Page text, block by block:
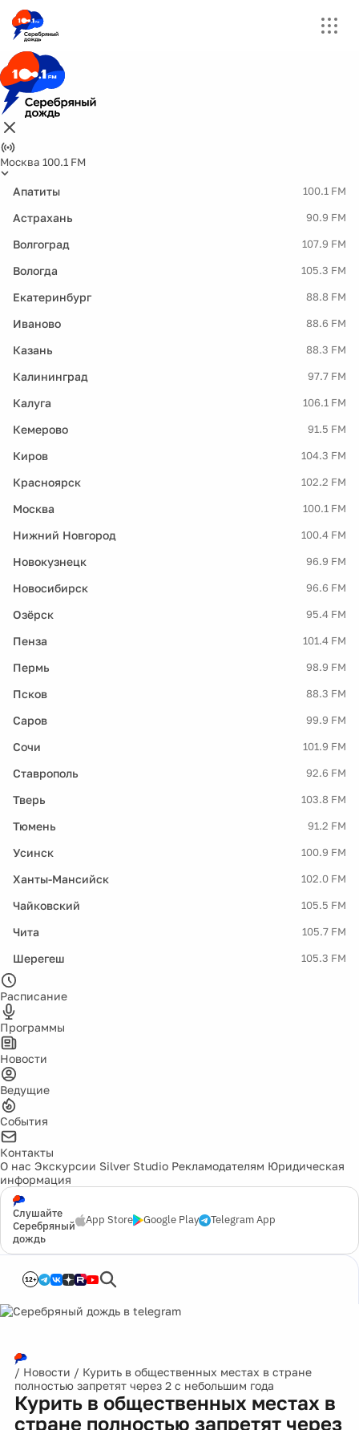
Москва 100.1 FM
Апатиты 100.1 FM
Астрахань 90.9 FM
Волгоград 107.9 FM
Вологда 105.3 FM
Екатеринбург 88.8 FM
Иваново 88.6 FM
Казань 88.3 FM
Калининград 97.7 FM
Калуга 106.1 FM
Кемерово 91.5 FM
Киров 104.3 FM
Красноярск 102.2 FM
Москва 100.1 FM
Нижний Новгород 100.4 FM
Новокузнецк 96.9 FM
Новосибирск 96.6 FM
Озёрск 95.4 FM
Пенза 101.4 FM
Пермь 98.9 FM
Псков 88.3 FM
Саров 99.9 FM
Сочи 101.9 FM
Ставрополь 92.6 FM
Тверь 103.8 FM
Тюмень 91.2 FM
Усинск 100.9 FM
Ханты-Мансийск 102.0 FM
Чайковский 105.5 FM
Чита 105.7 FM
Шерегеш 105.3 FM
Расписание
Программы
Новости
Ведущие
События
Контакты
О нас Экскурсии Silver Studio Рекламодателям Юридическая
информация
Слушайте
Серебряный
дождь
App Store Google Play Telegram App
12+
/ Новости / Курить в общественных местах в стране
полностью запретят через 2 с небольшим года
Курить в общественных местах в
стране полностью запретят через